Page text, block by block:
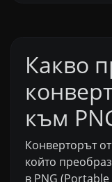
Какво
към
Конверторът
който
в PNG